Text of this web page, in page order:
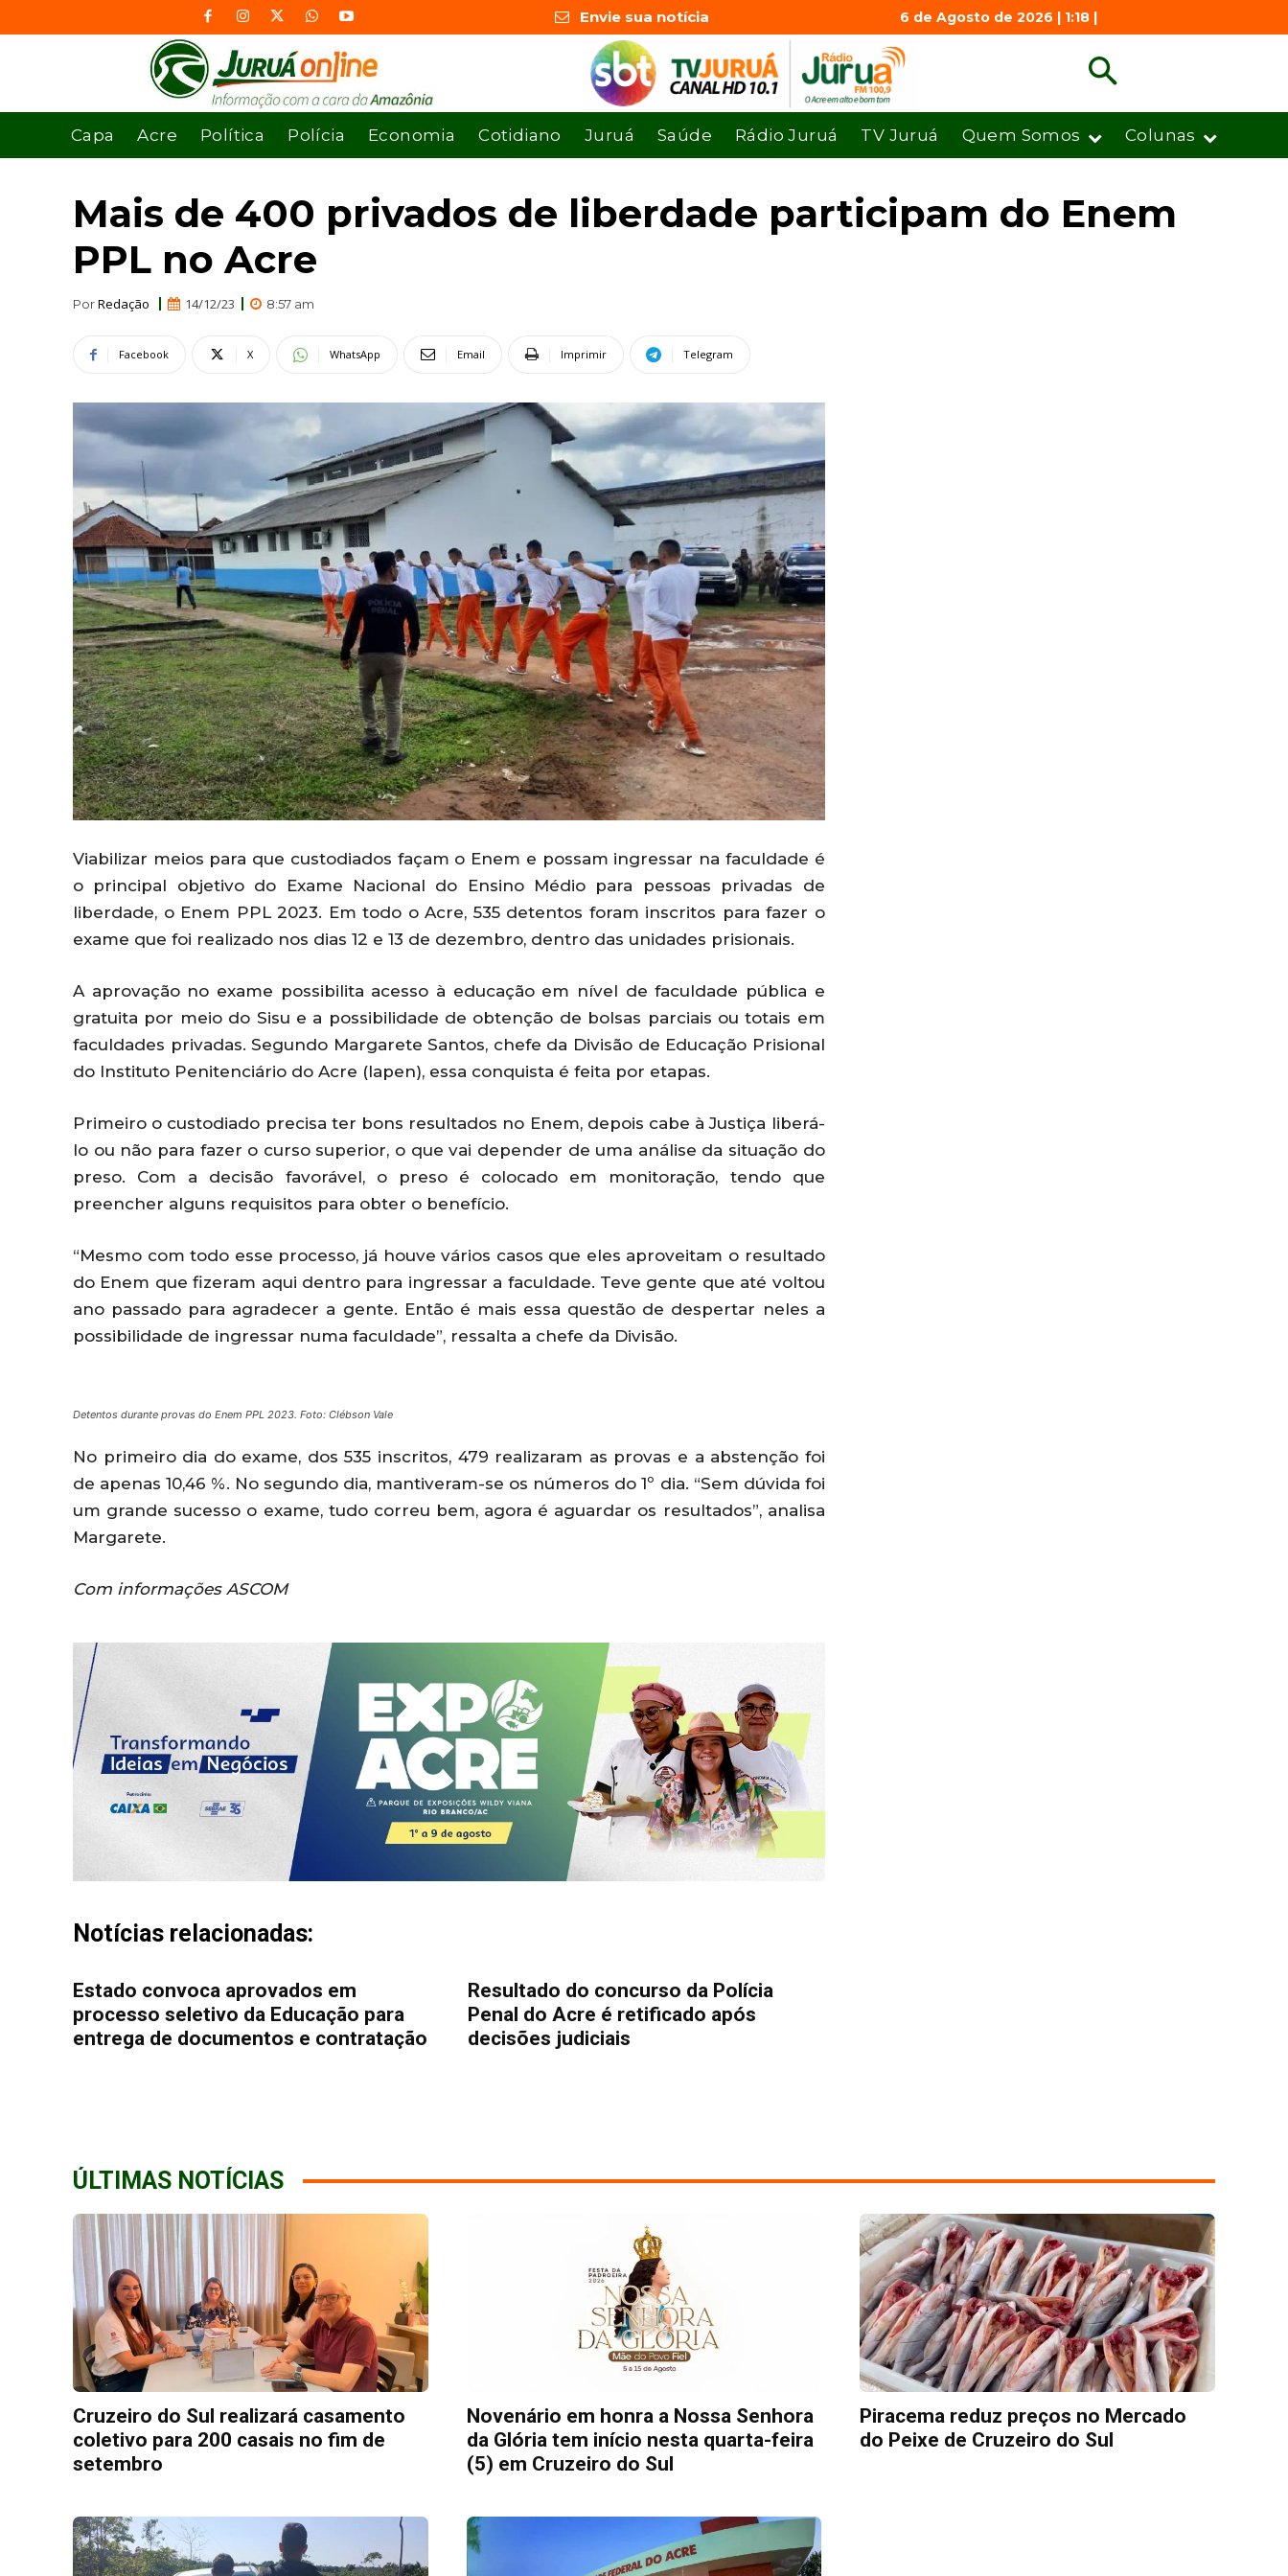
Envie sua notícia 6 de Agosto de 2026 | 1:18 |
Capa Acre Política Polícia Economia Cotidiano Juruá Saúde Rádio Juruá TV Juruá Quem Somos Colunas
Mais de 400 privados de liberdade participam do Enem
PPL no Acre
PorRedação 14/12/23 8:57 am
Facebook X WhatsApp Email Imprimir Telegram
Viabilizar meios para que custodiados façam o Enem e possam ingressar na faculdade é
o principal objetivo do Exame Nacional do Ensino Médio para pessoas privadas de
liberdade, o Enem PPL 2023. Em todo o Acre, 535 detentos foram inscritos para fazer o
exame que foi realizado nos dias 12 e 13 de dezembro, dentro das unidades prisionais.
A aprovação no exame possibilita acesso à educação em nível de faculdade pública e
gratuita por meio do Sisu e a possibilidade de obtenção de bolsas parciais ou totais em
faculdades privadas. Segundo Margarete Santos, chefe da Divisão de Educação Prisional
do Instituto Penitenciário do Acre (Iapen), essa conquista é feita por etapas.
Primeiro o custodiado precisa ter bons resultados no Enem, depois cabe à Justiça liberá-
lo ou não para fazer o curso superior, o que vai depender de uma análise da situação do
preso. Com a decisão favorável, o preso é colocado em monitoração, tendo que
preencher alguns requisitos para obter o benefício.
“Mesmo com todo esse processo, já houve vários casos que eles aproveitam o resultado
do Enem que fizeram aqui dentro para ingressar a faculdade. Teve gente que até voltou
ano passado para agradecer a gente. Então é mais essa questão de despertar neles a
possibilidade de ingressar numa faculdade”, ressalta a chefe da Divisão.
Detentos durante provas do Enem PPL 2023. Foto: Clébson Vale
No primeiro dia do exame, dos 535 inscritos, 479 realizaram as provas e a abstenção foi
de apenas 10,46 %. No segundo dia, mantiveram-se os números do 1º dia. “Sem dúvida foi
um grande sucesso o exame, tudo correu bem, agora é aguardar os resultados”, analisa
Margarete.
Com informações ASCOM
Notícias relacionadas:
Estado convoca aprovados em
processo seletivo da Educação para
entrega de documentos e contratação
Resultado do concurso da Polícia
Penal do Acre é retificado após
decisões judiciais
ÚLTIMAS NOTÍCIAS
Cruzeiro do Sul realizará casamento
coletivo para 200 casais no fim de
setembro
Novenário em honra a Nossa Senhora
da Glória tem início nesta quarta-feira
(5) em Cruzeiro do Sul
Piracema reduz preços no Mercado
do Peixe de Cruzeiro do Sul